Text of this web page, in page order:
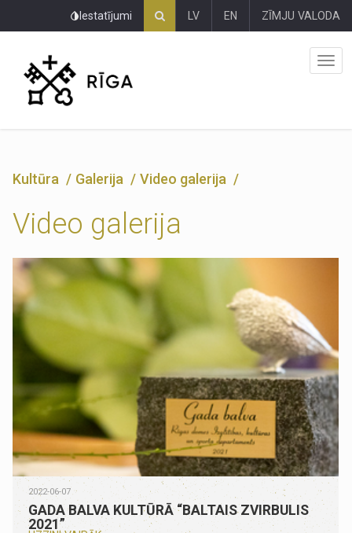
Iestatījumi LV EN ZĪMJU VALODA
Kultūra Galerija Video galerija
Video galerija
2022-06-07
GADA BALVA KULTŪRĀ “BALTAIS ZVIRBULIS
2021”